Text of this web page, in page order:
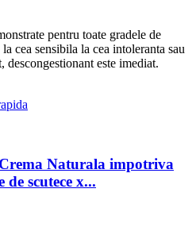
pentru toate gradele de
cea sensibila la cea intoleranta sau
descongestionant este imediat.
Naturala impotriva
scutece x...